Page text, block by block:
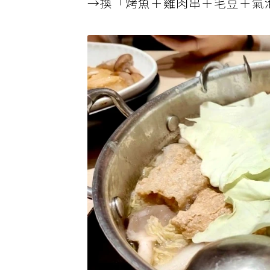
→換「烤魚＋雞肉串＋毛豆＋